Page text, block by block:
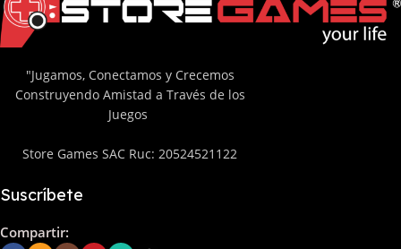
"Jugamos, Conectamos y Crecemos
Construyendo Amistad a Través de los
Juegos
Store Games SAC Ruc: 20524521122
Suscríbete
Compartir: